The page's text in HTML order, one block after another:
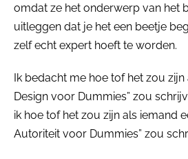
omdat ze het onderwerp van het
uitleggen dat je het een beetje
zelf echt expert hoeft te worden.
Ik bedacht me hoe tof het zou zijn
Design voor Dummies” zou
ik hoe tof het zou zijn als iemand
Autoriteit voor Dummies” zou